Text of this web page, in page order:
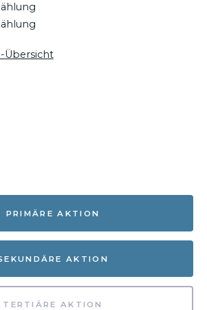
Übersicht
PRIMÄRE AKTION
AKTION
TERTIÄRE AKTION